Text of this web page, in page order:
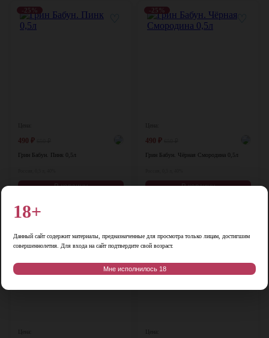
-25%
490 ₽
Грин Бабун. Пинк 0,5л
В корзину
-25%
♡
490 ₽
Грин Бабун. Чёрная Смородина 0,5л
В корзину
18+
Данный сайт содержит материалы, предназначенные для просмотра только лицам, достигшим
совершеннолетия. Для входа на сайт подтвердите свой возраст.
Мне исполнилось 18